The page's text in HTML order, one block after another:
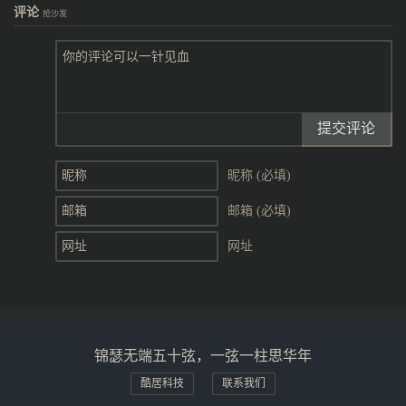
评论 抢沙发
提交评论
昵称 (必填)
邮箱 (必填)
网址
锦瑟无端五十弦，一弦一柱思华年
酷居科技 联系我们